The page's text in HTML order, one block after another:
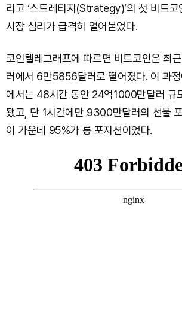
리고 ‘스트레티지(Strategy)’의 첫 비트코
시장 심리가 급격히 얼어붙었다.
코인텔레그래프에 따르면 비트코인은 최
러에서 6만5856달러로 떨어졌다. 이 과
에서는 48시간 동안 24억1000만달러 규
됐고, 단 1시간에만 9300만달러의 선물
이 가운데 95%가 롱 포지션이었다.